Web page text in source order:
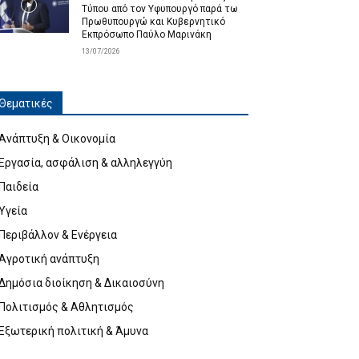
Τύπου από τον Υφυπουργό παρά τω
Πρωθυπουργώ και Κυβερνητικό
Εκπρόσωπο Παύλο Μαρινάκη
13/07/2026
& Οικονομία
ασφάλιση & αλληλεγγύη
& Ενέργεια
ανάπτυξη
διοίκηση & Δικαιοσύνη
& Αθλητισμός
πολιτική & Άμυνα